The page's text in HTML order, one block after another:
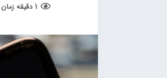
1 دقیقه زمان مطالعه